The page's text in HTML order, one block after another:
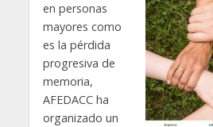
en personas
mayores como
es la pérdida
progresiva de
memoria,
AFEDACC ha
organizado un